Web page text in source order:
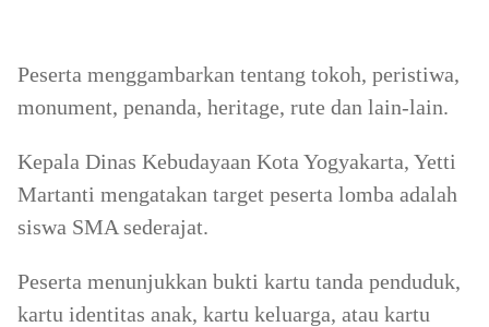
Peserta menggambarkan tentang tokoh, peristiwa,
monument, penanda, heritage, rute dan lain-lain.
Kepala Dinas Kebudayaan Kota Yogyakarta, Yetti
Martanti mengatakan target peserta lomba adalah
siswa SMA sederajat.
Peserta menunjukkan bukti kartu tanda penduduk,
kartu identitas anak, kartu keluarga, atau kartu